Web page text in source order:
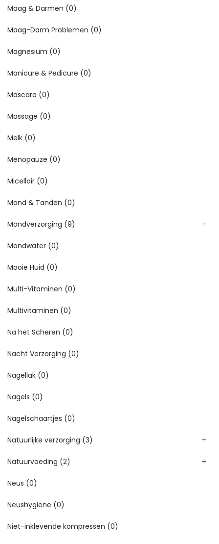
Maag & Darmen (0)
Maag-Darm Problemen (0)
Magnesium (0)
Manicure & Pedicure (0)
Mascara (0)
Massage (0)
Melk (0)
Menopauze (0)
Micellair (0)
Mond & Tanden (0)
Mondverzorging (9)
Mondwater (0)
Mooie Huid (0)
Multi-Vitaminen (0)
Multivitaminen (0)
Na het Scheren (0)
Nacht Verzorging (0)
Nagellak (0)
Nagels (0)
Nagelschaartjes (0)
Natuurlijke verzorging (3)
Natuurvoeding (2)
Neus (0)
Neushygiëne (0)
Niet-inklevende kompressen (0)